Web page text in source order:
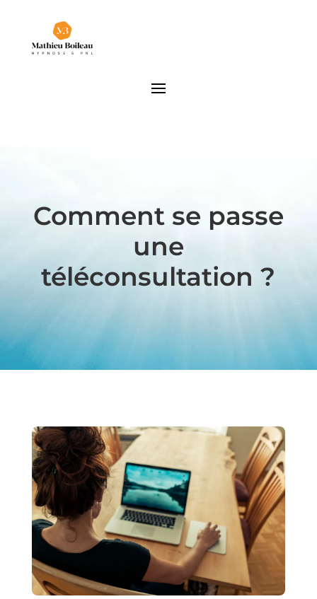
Comment se passe
une
téléconsultation ?